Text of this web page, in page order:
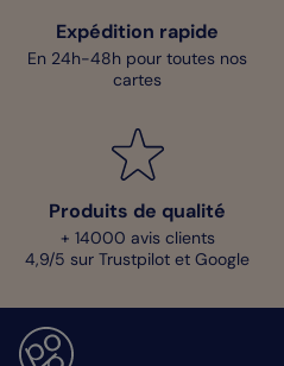
Expédition rapide
En 24h-48h pour toutes nos
cartes
Produits de qualité
+ 14000 avis clients
4,9/5 sur Trustpilot et Google